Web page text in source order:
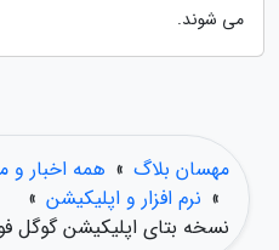
می شوند.
مهسان بلاگ » همه اخبار و
» نرم افزار و اپلیکیشن »
نسخه بتای اپلیکیشن گوگل